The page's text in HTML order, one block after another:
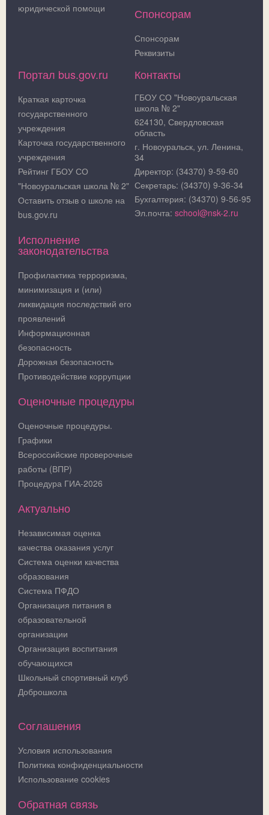
юридической помощи
Спонсорам
Спонсорам
Реквизиты
Портал bus.gov.ru
Краткая карточка
государственного
учреждения
Карточка государственного
учреждения
Рейтинг ГБОУ СО
"Новоуральская школа № 2"
Оставить отзыв о школе на
bus.gov.ru
Исполнение
законодательства
Профилактика терроризма,
минимизация и (или)
ликвидация последствий его
проявлений
Информационная
безопасность
Дорожная безопасность
Противодействие коррупции
Оценочные процедуры
Оценочные процедуры.
Графики
Всероссийские проверочные
работы (ВПР)
Процедура ГИА-2026
Актуально
Независимая оценка
качества оказания услуг
Система оценки качества
образования
Система ПФДО
Организация питания в
образовательной
организации
Организация воспитания
обучающихся
Школьный спортивный клуб
Доброшкола
Контакты
ГБОУ СО "Новоуральская
школа № 2"
624130, Свердловская
область
г. Новоуральск, ул. Ленина,
34
Директор: (34370) 9-59-60
Секретарь: (34370) 9-36-34
Бухгалтерия: (34370) 9-56-95
Эл.почта: school@nsk-2.ru
Соглашения
Условия использования
Политика конфиденциальности
Использование cookies
Обратная связь